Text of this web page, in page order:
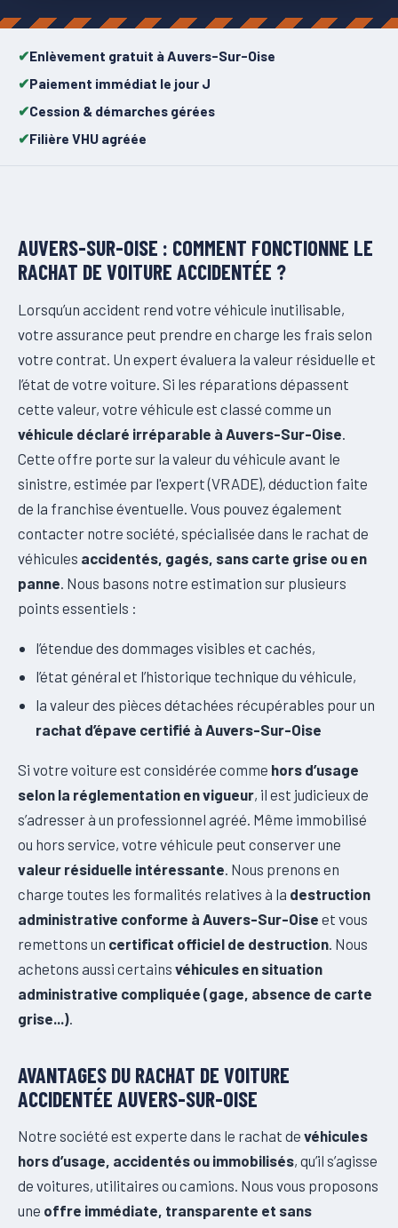
Enlèvement gratuit à Auvers-Sur-Oise
Paiement immédiat le jour J
Cession & démarches gérées
Filière VHU agréée
AUVERS-SUR-OISE : COMMENT FONCTIONNE LE
RACHAT DE VOITURE ACCIDENTÉE ?
Lorsqu’un accident rend votre véhicule inutilisable,
votre assurance peut prendre en charge les frais selon
votre contrat. Un expert évaluera la valeur résiduelle et
l’état de votre voiture. Si les réparations dépassent
cette valeur, votre véhicule est classé comme un
véhicule déclaré irréparable à Auvers-Sur-Oise
Cette offre porte sur la valeur du véhicule avant le
sinistre, estimée par l'expert (VRADE), déduction faite
de la franchise éventuelle. Vous pouvez également
contacter notre société, spécialisée dans le rachat de
véhicules accidentés, gagés, sans carte grise ou en
panne . Nous basons notre estimation sur plusieurs
points essentiels :
l’étendue des dommages visibles et cachés,
l’état général et l’historique technique du véhicule,
la valeur des pièces détachées récupérables pour un
rachat d’épave certifié à Auvers-Sur-Oise
Si votre voiture est considérée comme hors d’usage
selon la réglementation en vigueur, il est judicieux de
s’adresser à un professionnel agréé. Même immobilisé
ou hors service, votre véhicule peut conserver une
valeur résiduelle intéressante . Nous prenons en
charge toutes les formalités relatives à la destruction
administrative conforme à Auvers-Sur-Oise et vous
remettons un certificat officiel de destruction . Nous
achetons aussi certains véhicules en situation
administrative compliquée (gage, absence de carte
grise...)
AVANTAGES DU RACHAT DE VOITURE
ACCIDENTÉE AUVERS-SUR-OISE
Notre société est experte dans le rachat de véhicules
hors d’usage, accidentés ou immobilisés, qu’il s’agisse
de voitures, utilitaires ou camions. Nous vous proposons
une offre immédiate, transparente et sans